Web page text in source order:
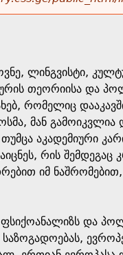
ლინგვისტი,
თეორიისა და
რომელიც
მან გამოიკვლია
აკადემიური
რის
იმ
და